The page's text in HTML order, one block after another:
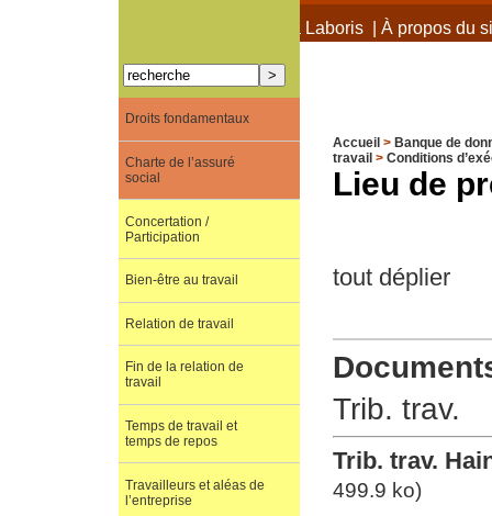
À propos de Terra Laboris| À propos du
Accueil > Banque de
travail > Conditions
Lieu de
tout déplier
Trib. trav.
Trib. trav.
499.9 ko)
Droits fondamentaux
Charte de l’assuré
social
Concertation /
Participation
Bien-être au travail
Relation de travail
Fin de la relation de
travail
Temps de travail et
temps de repos
Travailleurs et aléas de
l’entreprise